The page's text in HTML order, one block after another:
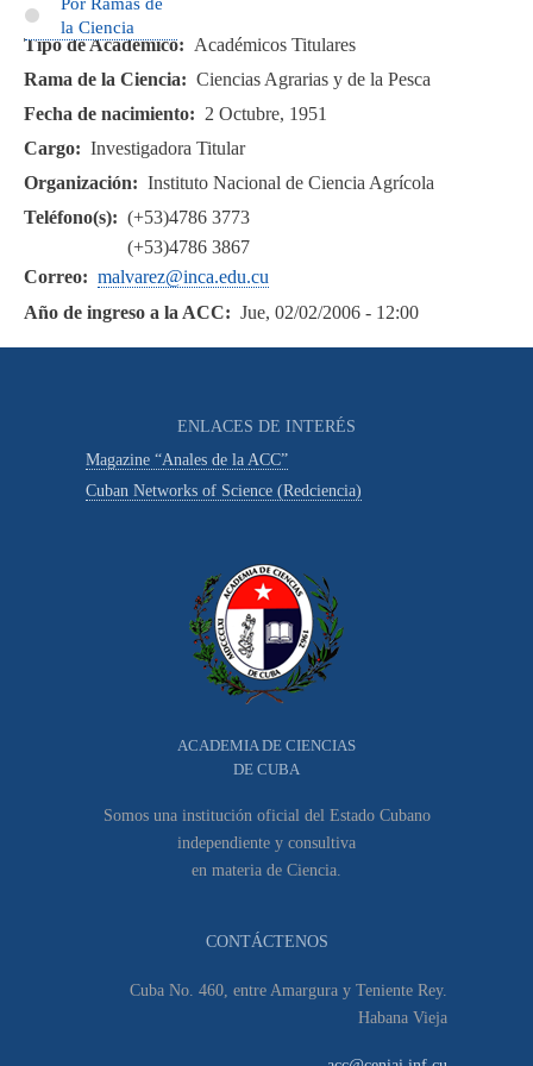
Tipo de Académico
Académicos Titulares
Rama de la Ciencia
Ciencias Agrarias y de la Pesca
Fecha de nacimiento
2 Octubre, 1951
Cargo
Investigadora Titular
Organización
Instituto Nacional de Ciencia Agrícola
Teléfono(s)
(+53)4786 3773
(+53)4786 3867
Correo
malvarez@inca.edu.cu
Año de ingreso a la ACC
Jue, 02/02/2006 - 12:00
la Ciencia
ENLACES DE INTERÉS
Magazine “Anales de la ACC”
Cuban Networks of Science (Redciencia)
ACADEMIA DE CIENCIAS
DE CUBA
Somos una institución oficial del Estado Cubano
independiente y consultiva
en materia de Ciencia.
CONTÁCTENOS
Cuba No. 460, entre Amargura y Teniente Rey.
Habana Vieja